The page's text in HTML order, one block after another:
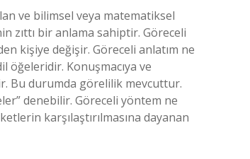
ve bilimsel veya matematiksel
zıttı bir anlama sahiptir. Göreceli
kişiye değişir. Göreceli anlatım ne
öğeleridir. Konuşmacıya ve
Bu durumda görelilik mevcuttur.
denebilir. Göreceli yöntem ne
karşılaştırılmasına dayanan